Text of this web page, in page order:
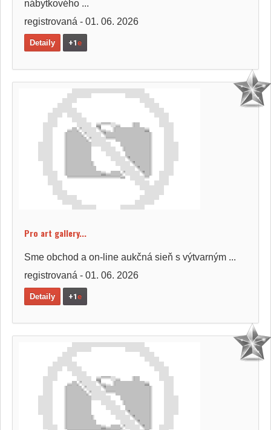
nábytkového ...
registrovaná - 01. 06. 2026
Detaily +1e
Pro art gallery...
Sme obchod a on-line aukčná sieň s výtvarným ...
registrovaná - 01. 06. 2026
Detaily +1e